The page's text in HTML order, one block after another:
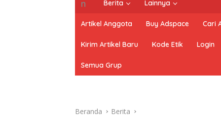
Berita Lainnya
Artikel Anggota Buy Adspace Cari
Kirim Artikel Baru Kode Etik Login
Semua Grup
Beranda Berita